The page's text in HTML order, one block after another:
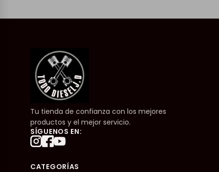
Tu tienda de confianza con los mejores
productos y el mejor servicio.
SÍGUENOS EN:
CATEGORÍAS